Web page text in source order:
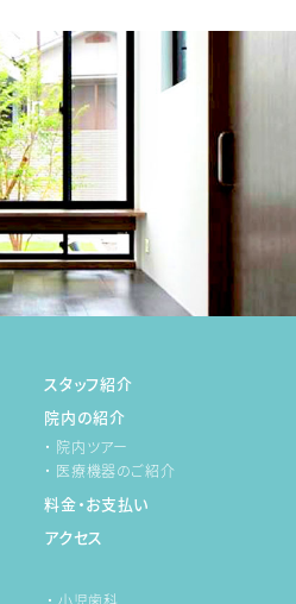
スタッフ紹介
院内の紹介
・ 院内ツアー
・ 医療機器のご紹介
料金・お支払い
アクセス
・ 小児歯科